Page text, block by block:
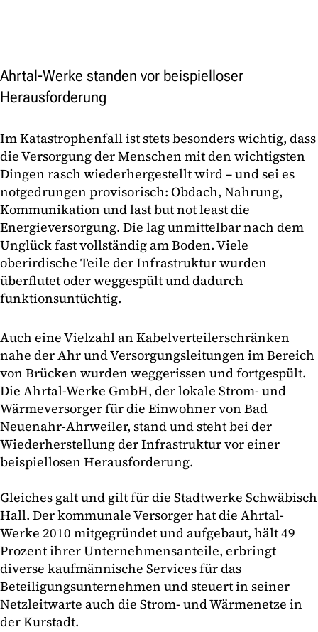
Ahrtal-Werke standen vor beispielloser
Herausforderung
Im Katastrophenfall ist stets besonders wichtig, dass
die Versorgung der Menschen mit den wichtigsten
Dingen rasch wiederhergestellt wird – und sei es
notgedrungen provisorisch: Obdach, Nahrung,
Kommunikation und last but not least die
Energieversorgung. Die lag unmittelbar nach dem
Unglück fast vollständig am Boden. Viele
oberirdische Teile der Infrastruktur wurden
überflutet oder weggespült und dadurch
funktionsuntüchtig.
Auch eine Vielzahl an Kabelverteilerschränken
nahe der Ahr und Versorgungsleitungen im Bereich
von Brücken wurden weggerissen und fortgespült.
Die Ahrtal-Werke GmbH, der lokale Strom- und
Wärmeversorger für die Einwohner von Bad
Neuenahr-Ahrweiler, stand und steht bei der
Wiederherstellung der Infrastruktur vor einer
beispiellosen Herausforderung.
Gleiches galt und gilt für die Stadtwerke Schwäbisch
Hall. Der kommunale Versorger hat die Ahrtal-
Werke 2010 mitgegründet und aufgebaut, hält 49
Prozent ihrer Unternehmensanteile, erbringt
diverse kaufmännische Services für das
Beteiligungsunternehmen und steuert in seiner
Netzleitwarte auch die Strom- und Wärmenetze in
der Kurstadt.